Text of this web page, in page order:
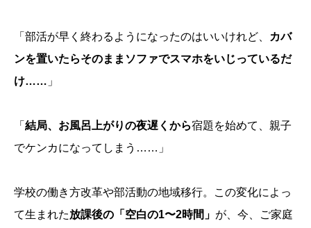
「部活が早く終わるようになったのはいいけれど、
カバ
ンを置いたらそのままソファでスマホをいじっているだ
け…… 」
「 結局、お風呂上がりの夜遅くから宿題を始めて、親子
でケンカになってしまう……」
学校の働き方改革や部活動の地域移行。この変化によっ
て生まれた放課後の「空白の1〜2時間」 が、今、ご家庭